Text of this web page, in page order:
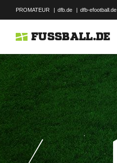
PROMATEUR | dfb.de | dfb-efootball.de
FUSSBALL.DE